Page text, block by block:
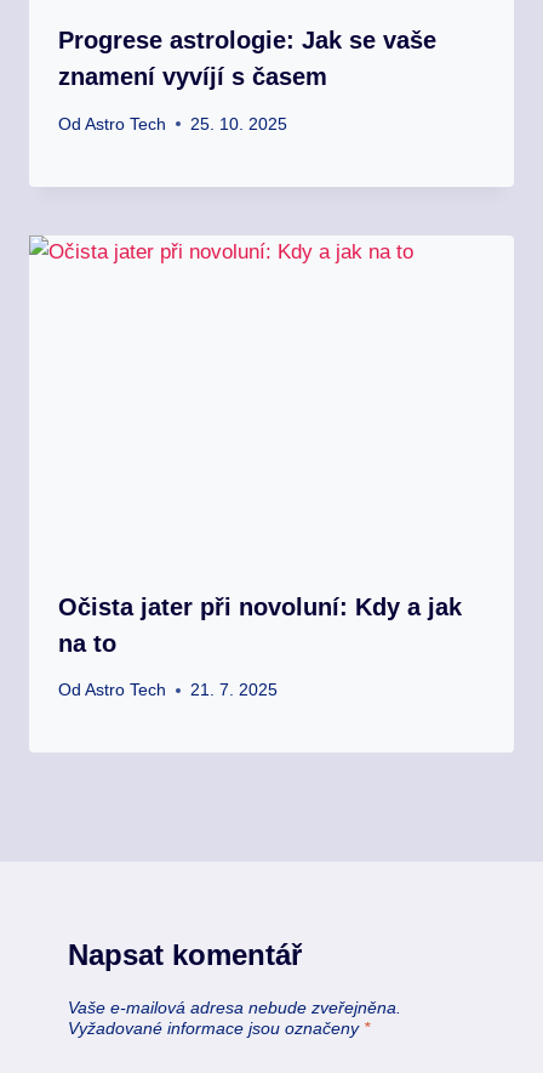
Progrese astrologie: Jak se vaše
znamení vyvíjí s časem
Od Astro Tech 25. 10. 2025
Očista jater při novoluní: Kdy a jak
na to
Od Astro Tech 21. 7. 2025
Napsat komentář
Vaše e-mailová adresa nebude zveřejněna.
Vyžadované informace jsou označeny *